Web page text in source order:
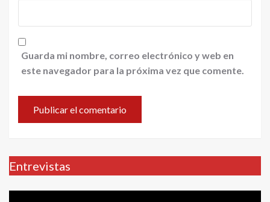
Guarda mi nombre, correo electrónico y web en
este navegador para la próxima vez que comente.
Entrevistas